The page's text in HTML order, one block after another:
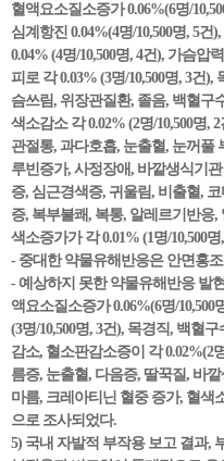
혈액요소질소증가 0.06%(6명/
심계항진 0.04%(4명/10,500명, 5
0.04% (4명/10,500명, 4건), 가슴
피로 각 0.03% (3명/10,500명, 3건
슴쓰림, 위장관질환, 졸음, 백혈구
색소감소 각 0.02% (2명/10,500명,
관절통, 과다호흡, 눈출혈, 눈꺼풀
루빈증가, 사정장애, 바깥생식기
증, 심근경색증, 귀울림, 비출혈,
증, 복부불쾌, 복통, 알레르기반응,
색소증가가 각 0.01% (1명/10,500
- 중대한 약물유해반응은 안면홍조
- 예상하지 못한 약물유해반응 발
액요소질소증가 0.06%(6명/
(3명/10,500명, 3건), 목경직, 백혈
감소, 혈소판감소증이 각 0.02%(2
름증, 눈출혈, 다음증, 딸꾹질, 바
마름, 크레아티닌 혈중 증가, 혈색
으로 조사되었다.
5) 국내 자발적 부작용 보고 결과,